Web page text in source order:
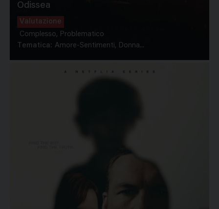
Odissea
Valutazione
Complesso, Problematico
Tematica: Amore-Sentimenti, Donna...